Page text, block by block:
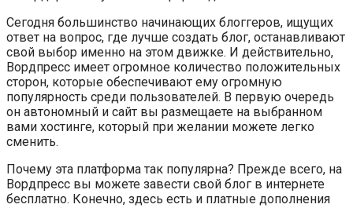
Сегодня большинство начинающих блоггеров, ищущих
ответ на вопрос, где лучше создать блог, останавливают
свой выбор именно на этом движке. И действительно,
Вордпресс имеет огромное количество положительных
сторон, которые обеспечивают ему огромную
популярность среди пользователей. В первую очередь
он автономный и сайт вы размещаете на выбранном
вами хостинге, который при желании можете легко
сменить.
Почему эта платформа так популярна? Прежде всего, на
Вордпресс вы можете завести свой блог в интернете
бесплатно. Конечно, здесь есть и платные дополнения